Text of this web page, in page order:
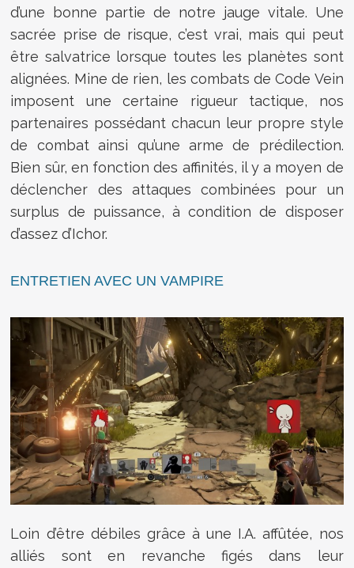
d’une bonne partie de notre jauge vitale. Une
sacrée prise de risque, c’est vrai, mais qui peut
être salvatrice lorsque toutes les planètes sont
alignées. Mine de rien, les combats de Code Vein
imposent une certaine rigueur tactique, nos
partenaires possédant chacun leur propre style
de combat ainsi qu’une arme de prédilection.
Bien sûr, en fonction des affinités, il y a moyen de
déclencher des attaques combinées pour un
surplus de puissance, à condition de disposer
d’assez d’Ichor.
ENTRETIEN AVEC UN VAMPIRE
Loin d’être débiles grâce à une I.A. affûtée, nos
alliés sont en revanche figés dans leur